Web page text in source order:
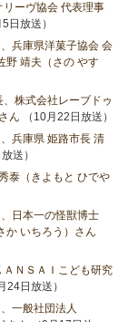
リーヴ協会 代表理事
日放送）
兵庫県洋菓子協会 会
靖夫（さの やす
株式会社レーブドゥ
ん （10月22日放送）
兵庫県 姫路市長 清
送）
泰（きよもと ひでや
、日本一の怪獣博士
いちろう）さん
ＮＳＡＩこども研究
24日放送）
一般社団法人